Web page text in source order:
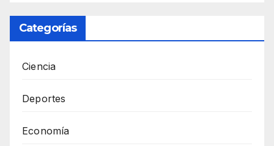
Categorías
Ciencia
Deportes
Economía